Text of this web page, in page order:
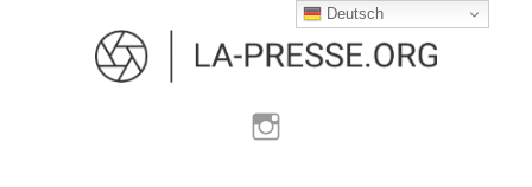
überspringen
Deutsch